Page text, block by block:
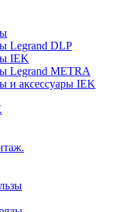
Legrand DLP
IEK
Legrand METRA
и аксессуары IEK